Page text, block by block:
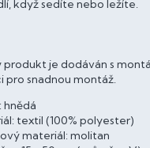
když sedíte nebo ležíte.
produkt je dodáván s
pro snadnou montáž.
hnědá
textil (100% polyester)
materiál: molitan